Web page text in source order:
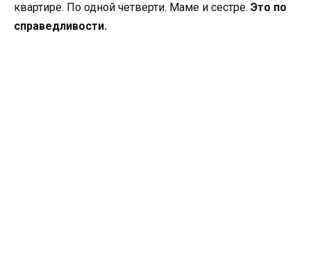
квартире. По одной четверти. Маме и сестре. Это по
справедливости.